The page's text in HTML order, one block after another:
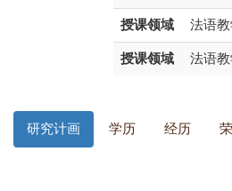
授课领域 法语
授课领域 法语
研究计画 学历 经历